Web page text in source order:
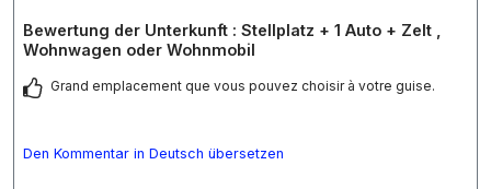
Bewertung der Unterkunft : Stellplatz + 1 Auto + Zelt ,
Wohnwagen oder Wohnmobil
Grand emplacement que vous pouvez choisir à votre guise.
Den Kommentar in Deutsch übersetzen